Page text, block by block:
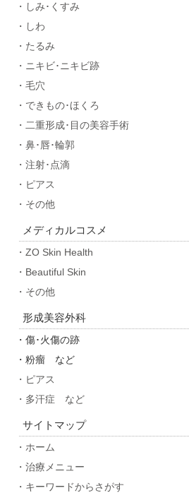
・しみ･くすみ
・しわ
・たるみ
・ニキビ･ニキビ跡
・毛穴
・できもの･ほくろ
・二重形成･目の美容手術
・鼻･唇･輪郭
・注射･点滴
・ピアス
・その他
メディカルコスメ
・ZO Skin Health
・Beautiful Skin
・その他
形成美容外科
・傷･火傷の跡
・粉瘤 など
・ピアス
・多汗症 など
サイトマップ
・ホーム
・治療メニュー
・キーワードからさがす